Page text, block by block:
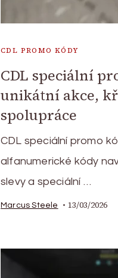
CDL PROMO KÓDY
CDL speciální
unikátní akce,
spolupráce
CDL speciální promo
alfanumerické kódy
slevy a speciální …
Marcus Steele 13/03/2026